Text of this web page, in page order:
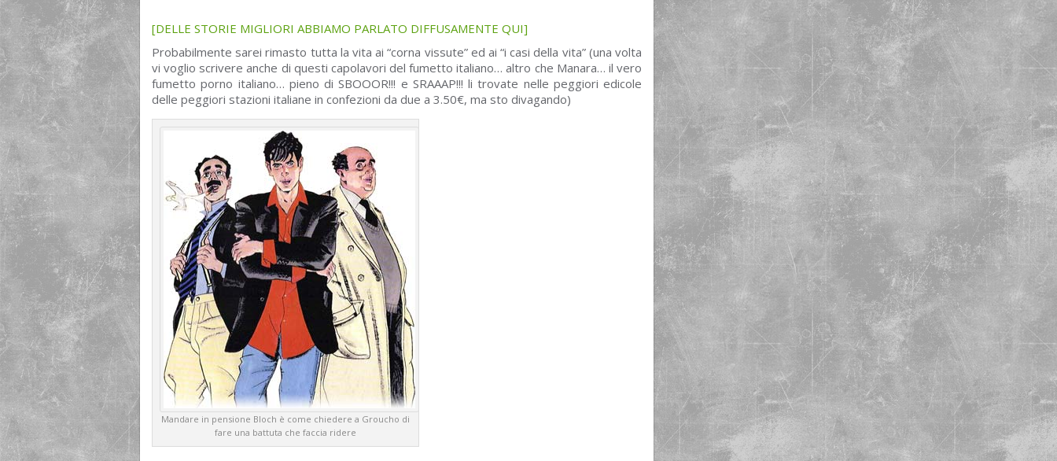
[DELLE STORIE MIGLIORI ABBIAMO PARLATO DIFFUSAMENTE QUI]
Probabilmente sarei rimasto tutta la vita ai “corna vissute” ed ai “i casi della vita” (una volta
vi voglio scrivere anche di questi capolavori del fumetto italiano… altro che Manara… il vero
fumetto porno italiano… pieno di SBOOOR!!! e SRAAAP!!! li trovate nelle peggiori edicole
delle peggiori stazioni italiane in confezioni da due a 3.50€, ma sto divagando)
Mandare in pensione Bloch è come chiedere a Groucho di
fare una battuta che faccia ridere